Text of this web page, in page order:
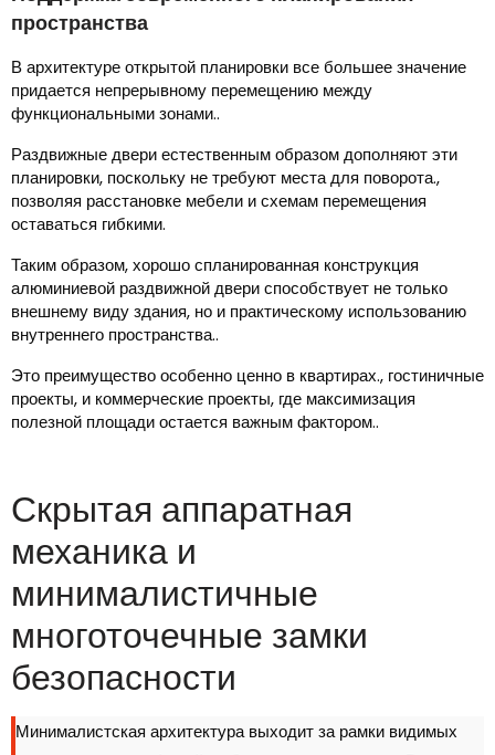
пространства
В архитектуре открытой планировки все большее значение
придается непрерывному перемещению между
функциональными зонами..
Раздвижные двери естественным образом дополняют эти
планировки, поскольку не требуют места для поворота.,
позволяя расстановке мебели и схемам перемещения
оставаться гибкими.
Таким образом, хорошо спланированная конструкция
алюминиевой раздвижной двери способствует не только
внешнему виду здания, но и практическому использованию
внутреннего пространства..
Это преимущество особенно ценно в квартирах., гостиничные
проекты, и коммерческие проекты, где максимизация
полезной площади остается важным фактором..
Скрытая аппаратная
механика и
минималистичные
многоточечные замки
безопасности
Минималистская архитектура выходит за рамки видимых